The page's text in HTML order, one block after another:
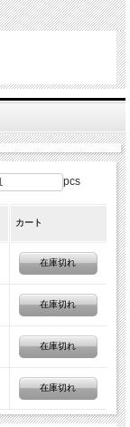
pcs
カート
在庫切れ
在庫切れ
在庫切れ
在庫切れ